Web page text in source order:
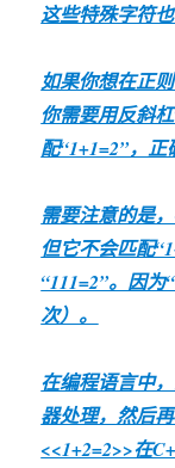
这些特殊字符
如果你想在正
你需要用反斜
配“1+1=2”，
需要注意的是
但它不会匹配
“111=2”。因
次）。
在编程语言中
器处理，然后
<<1+2=2>>在